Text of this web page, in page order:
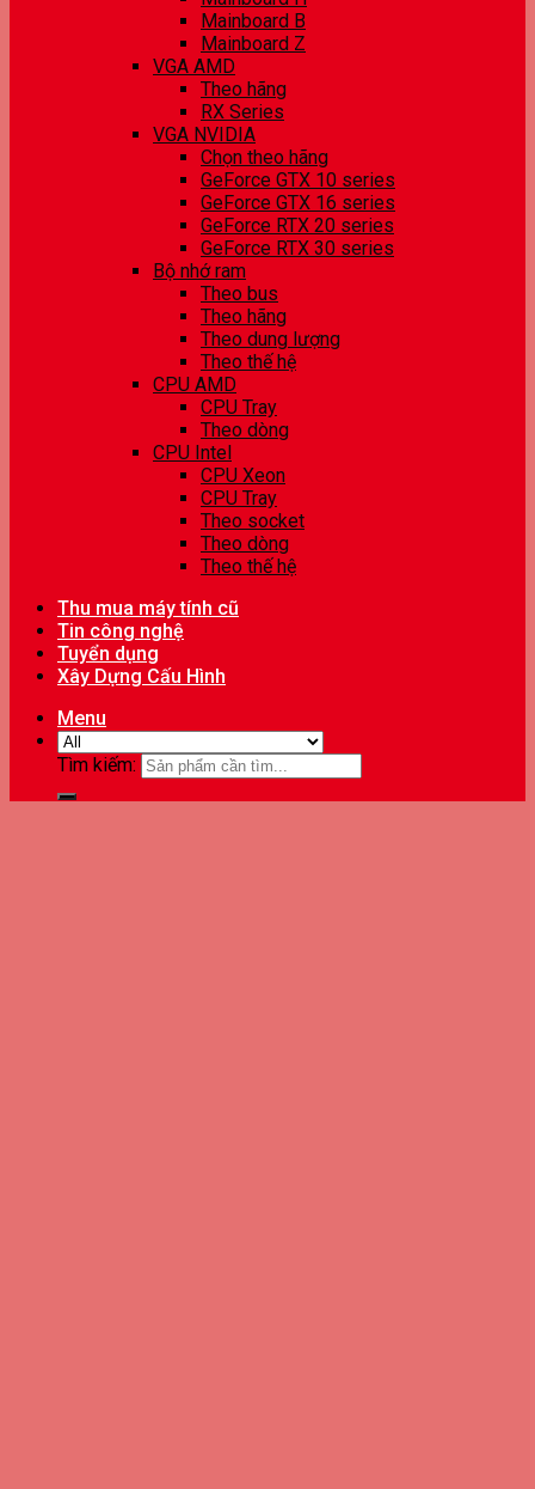
Mainboard B
Mainboard Z
VGA AMD
Theo hãng
RX Series
VGA NVIDIA
Chọn theo hãng
GeForce GTX 10 series
GeForce GTX 16 series
GeForce RTX 20 series
GeForce RTX 30 series
Bộ nhớ ram
Theo bus
Theo hãng
Theo dung lượng
Theo thế hệ
CPU AMD
CPU Tray
Theo dòng
CPU Intel
CPU Xeon
CPU Tray
Theo socket
Theo dòng
Theo thế hệ
Thu mua máy tính cũ
Tin công nghệ
Tuyển dụng
Xây Dựng Cấu Hình
Menu
Tìm kiếm: